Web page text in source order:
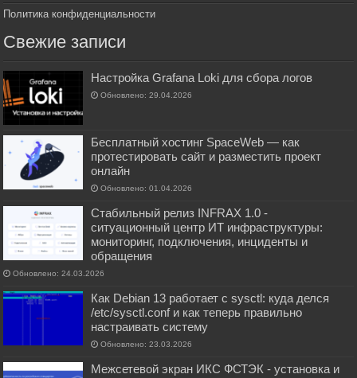
Политика конфиденциальности
Свежие записи
Настройка Grafana Loki для сбора логов
Обновлено: 29.04.2026
Бесплатный хостинг SpaceWeb — как
протестировать сайт и разместить проект
онлайн
Обновлено: 01.04.2026
Стабильный релиз INFRAX 1.0 -
ситуационный центр ИТ инфраструктуры:
мониторинг, подключения, инциденты и
обращения
Обновлено: 24.03.2026
Как Debian 13 работает с sysctl: куда делся
/etc/sysctl.conf и как теперь правильно
настраивать систему
Обновлено: 23.03.2026
Межсетевой экран ИКС ФСТЭК - установка и